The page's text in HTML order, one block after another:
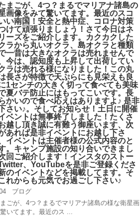
まごが、4つ？まるでマリアナ諸島の
画像をみて驚いてます。最近のスコ
い南国！安全と熱中症、コロナ対策
けて頑張りましょう！さて今日はネ
ーズをご紹介します。カクカクした
ラから丸いオクラ、島オクラと種類
一昔は大きなオクラは売れませんで
今は、認知度も上昇して出荷してい
ラは売れる様になりました！この丸
長さが特徴で天ぷらにも見栄えも良
1センチの大きく切って食べても美味
夏バテ防止にはもってこいです。長
かいので食べ応えはありますよ♪ 是非
さい♪。そしてお知らせ！土日に開催
ベントは無事終了しました！たくさ
越し頂き誠に有難う御座います、次
あれば是非イベントにお越し下さ
イベントは主催者様の公式内容のと
。キャンプ️施設の知り合いできまし
回ご紹介します！インスタのストー
、YouTubeを是非ご登録くださ
のイベントなどを掲載してます。そ
れからも元気でお過ごし下さい♪
ブログ
ごが、4つ？まるでマリアナ諸島の様な衛星画
いてます。最近のス ...